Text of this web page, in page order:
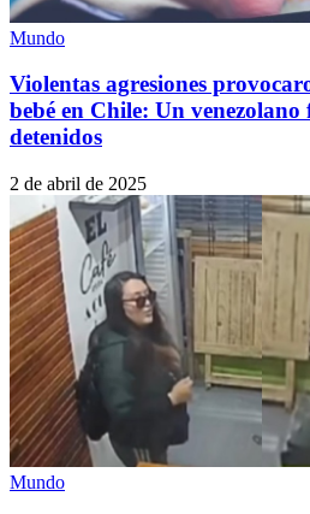
Mundo
Violentas agresiones
bebé en Chile: Un
detenidos
2 de abril de 2025
Mundo